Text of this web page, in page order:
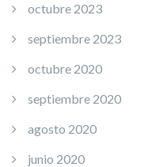
octubre 2023
septiembre 2023
octubre 2020
septiembre 2020
agosto 2020
junio 2020